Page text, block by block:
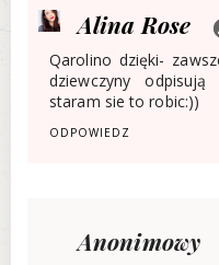
Alina Rose
Qarolino dzięki-
dziewczyny
staram sie to robic:))
ODPOWIEDZ
Anonimowy